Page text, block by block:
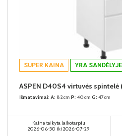
SUPER KAINA YRA SANDĖLYJE
ASPEN D40S4 virtuvės
Išmatavimai: A: 82cm P: 40cm G: 47cm
Kaina taikyta laikotarpiu
2026-06-30 iki 2026-07-29